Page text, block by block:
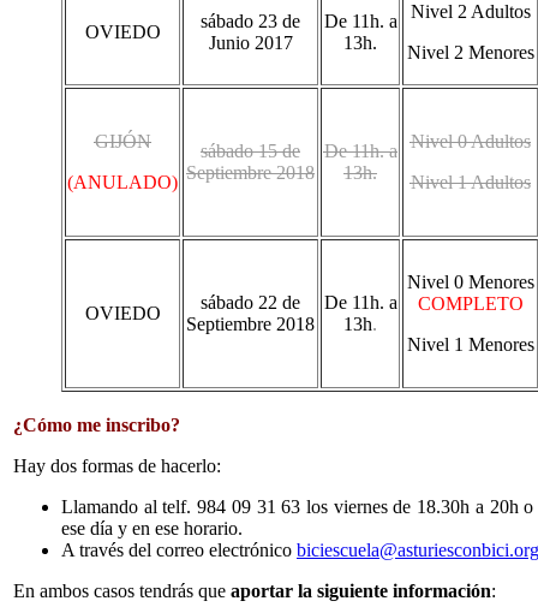
OVIEDO
sábado 23 de
Junio 2017
De 11h. a
13h.
Nivel 2 Adultos
Nivel 2 Menores
GIJÓN
(ANULADO)
sábado 15 de
Septiembre 2018
De 11h. a
13h.
Nivel 0 Adultos
Nivel 1 Adultos
OVIEDO
sábado 22 de
Septiembre 2018
De 11h. a
13h.
Nivel 0 Menores
COMPLETO
Nivel 1 Menores
¿Cómo me inscribo?
Hay dos formas de hacerlo:
Llamando al telf. 984 09 31 63 los viernes de 18.30h a 20h
ese día y en ese horario.
A través del correo electrónico biciescuela@asturiesconbici.org
En ambos casos tendrás que aportar la siguiente información: